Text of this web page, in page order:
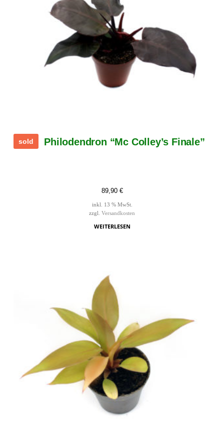
sold Philodendron “Mc Colley’s Finale”
89,90 €
inkl. 13 % MwSt.
zzgl. Versandkosten
WEITERLESEN